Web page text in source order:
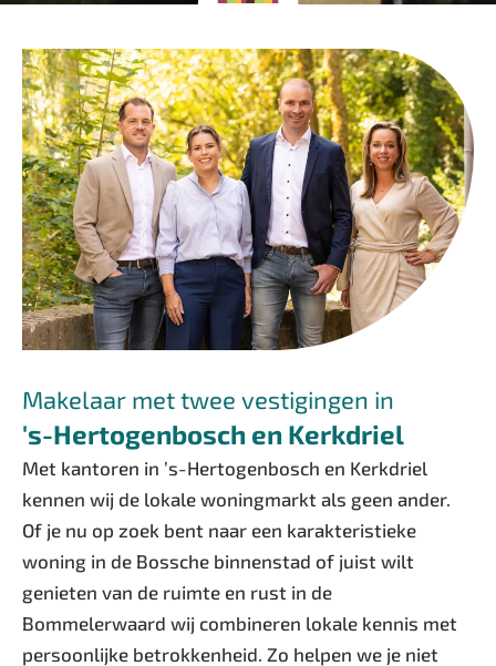
Makelaar met twee vestigingen in
's-Hertogenbosch en Kerkdriel
Met kantoren in ’s-Hertogenbosch en Kerkdriel
kennen wij de lokale woningmarkt als geen ander.
Of je nu op zoek bent naar een karakteristieke
woning in de Bossche binnenstad of juist wilt
genieten van de ruimte en rust in de
Bommelerwaard wij combineren lokale kennis met
persoonlijke betrokkenheid. Zo helpen we je niet